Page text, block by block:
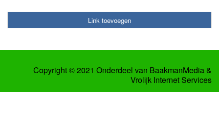
Link toevoegen
Copyright © 2021 Onderdeel van BaakmanMedia &
Vrolijk Internet Services